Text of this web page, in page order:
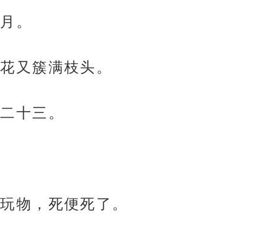
。
又簇满枝头。
十三。
物，死便死了。